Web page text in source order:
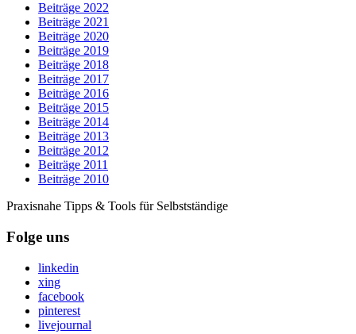
Beiträge 2022
Beiträge 2021
Beiträge 2020
Beiträge 2019
Beiträge 2018
Beiträge 2017
Beiträge 2016
Beiträge 2015
Beiträge 2014
Beiträge 2013
Beiträge 2012
Beiträge 2011
Beiträge 2010
Praxisnahe Tipps & Tools für Selbstständige
Folge uns
linkedin
xing
facebook
pinterest
livejournal